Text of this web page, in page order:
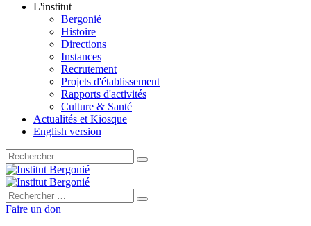
L'institut
Bergonié
Histoire
Directions
Instances
Recrutement
Projets d'établissement
Rapports d'activités
Culture & Santé
Actualités et Kiosque
English version
Rechercher :
Rechercher :
Faire un don